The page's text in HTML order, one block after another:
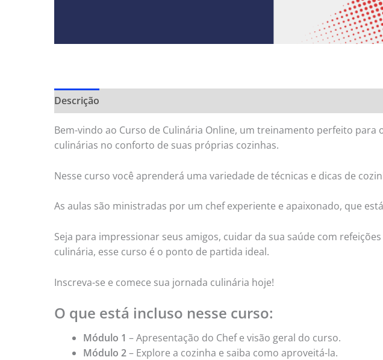
Descrição
Bem-vindo ao Curso de Culinária Online, um treinamento perfeito
culinárias no conforto de suas próprias cozinhas.
Nesse curso você aprenderá uma variedade de técnicas e dicas de
As aulas são ministradas por um chef experiente e apaixonado, que
Seja para impressionar seus amigos, cuidar da sua saúde com
culinária, esse curso é o ponto de partida ideal.
Inscreva-se e comece sua jornada culinária hoje!
O que está incluso nesse curso:
Módulo 1 – Apresentação do Chef e visão geral do curso.
Módulo 2– Explore a cozinha e saiba como aproveitá-la.